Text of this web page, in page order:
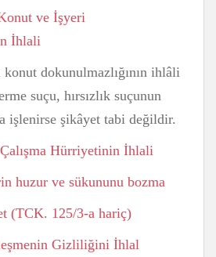
ve İşyeri
İhlali
dokunulmazlığının ihlâli
suçu, hırsızlık suçunun
işlenirse şikâyet tabi değildir.
Hürriyetinin İhlali
huzur ve sükununu bozma
(TCK. 125/3-a hariç)
Gizliliğini İhlal